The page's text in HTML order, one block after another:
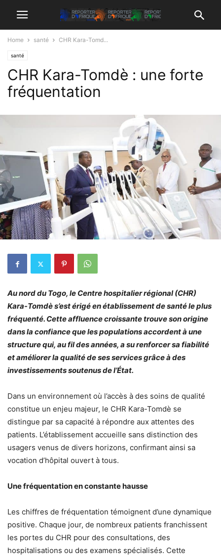
Home santé CHR Kara-Tomd...
santé
CHR Kara-Tomdè : une forte
fréquentation
Au nord du Togo, le Centre hospitalier régional (CHR)
Kara-Tomdè s’est érigé en établissement de santé le plus
fréquenté. Cette affluence croissante trouve son origine
dans la confiance que les populations accordent à une
structure qui, au fil des années, a su renforcer sa fiabilité
et améliorer la qualité de ses services grâce à des
investissements soutenus de l’État.
Dans un environnement où l’accès à des soins de qualité
constitue un enjeu majeur, le CHR Kara-Tomdè se
distingue par sa capacité à répondre aux attentes des
patients. L’établissement accueille sans distinction des
usagers venus de divers horizons, confirmant ainsi sa
vocation d’hôpital ouvert à tous.
Une fréquentation en constante hausse
Les chiffres de fréquentation témoignent d’une dynamique
positive. Chaque jour, de nombreux patients franchissent
les portes du CHR pour des consultations, des
hospitalisations ou des examens spécialisés. Cette